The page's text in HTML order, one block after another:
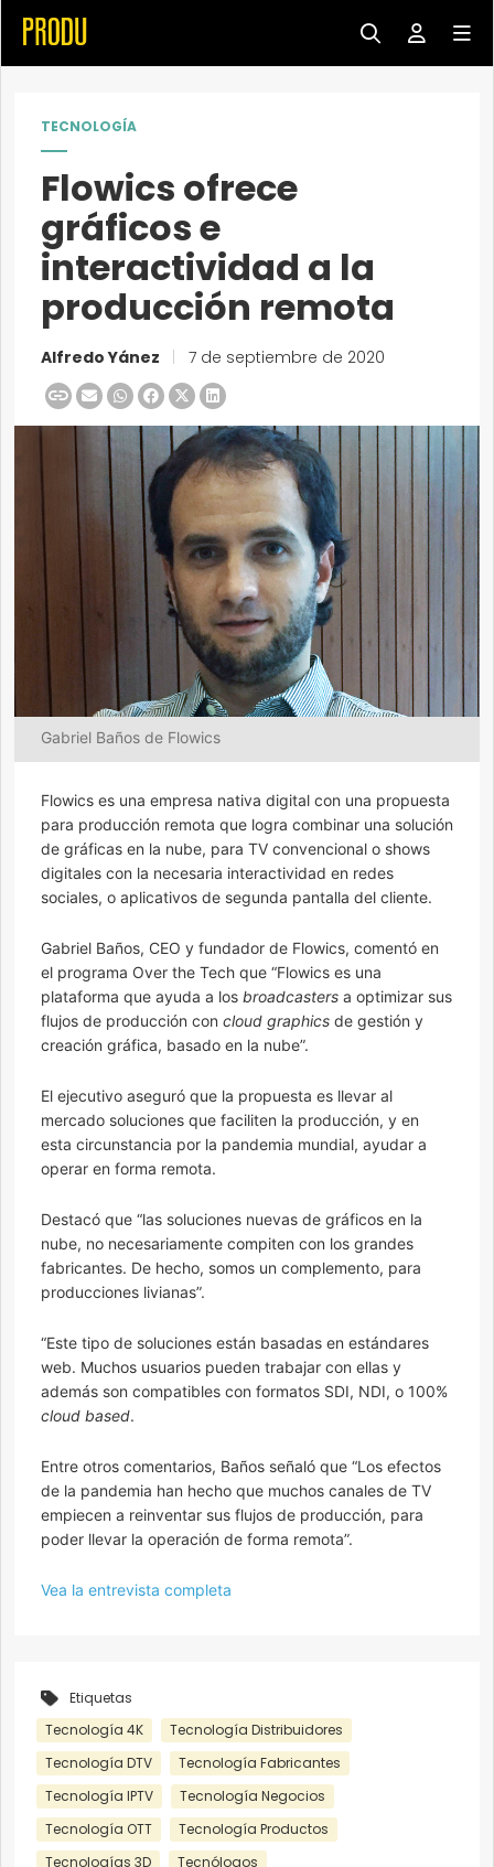
TECNOLOGÍA
Flowics ofrece
gráficos e
interactividad a la
producción remota
Alfredo Yánez 7 de septiembre de 2020
Gabriel Baños de Flowics
Flowics es una empresa nativa digital con una propuesta
para producción remota que logra combinar una solución
de gráficas en la nube, para TV convencional o shows
digitales con la necesaria interactividad en redes
sociales, o aplicativos de segunda pantalla del cliente.
Gabriel Baños, CEO y fundador de Flowics, comentó en
el programa Over the Tech que “Flowics es una
plataforma que ayuda a los broadcasters a optimizar sus
flujos de producción con cloud graphics de gestión y
creación gráfica, basado en la nube”.
El ejecutivo aseguró que la propuesta es llevar al
mercado soluciones que faciliten la producción, y en
esta circunstancia por la pandemia mundial, ayudar a
operar en forma remota.
Destacó que “las soluciones nuevas de gráficos en la
nube, no necesariamente compiten con los grandes
fabricantes. De hecho, somos un complemento, para
producciones livianas”.
“Este tipo de soluciones están basadas en estándares
web. Muchos usuarios pueden trabajar con ellas y
además son compatibles con formatos SDI, NDI, o 100%
cloud based.
Entre otros comentarios, Baños señaló que “Los efectos
de la pandemia han hecho que muchos canales de TV
empiecen a reinventar sus flujos de producción, para
poder llevar la operación de forma remota”.
Vea la entrevista completa
Etiquetas
Tecnología 4K
Tecnología Distribuidores
Tecnología DTV
Tecnología Fabricantes
Tecnología IPTV
Tecnología Negocios
Tecnología OTT
Tecnología Productos
Tecnologías 3D
Tecnólogos